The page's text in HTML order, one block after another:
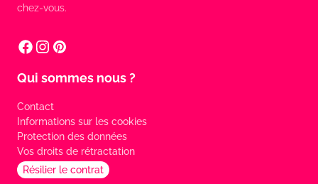
chez-vous.
Qui sommes nous ?
Contact
Informations sur les cookies
Protection des données
Vos droits de rétractation
Résilier le contrat